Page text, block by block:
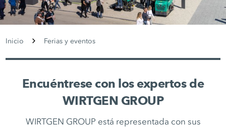
Inicio Ferias y eventos
Encuéntrese con los expertos de
WIRTGEN GROUP
WIRTGEN GROUP está representada con sus